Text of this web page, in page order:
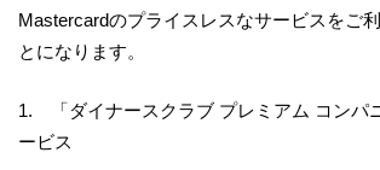
Mastercardのプライスレスなサービスをご
とになります。
1. 「ダイナースクラブ プレミアム コンパ
ービス